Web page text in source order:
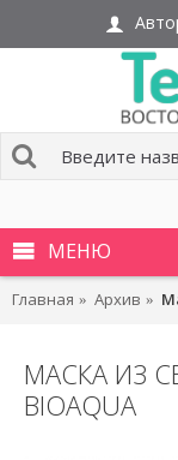
МЕНЮ
Главная Архив
МАСКА ИЗ
BIOAQUA